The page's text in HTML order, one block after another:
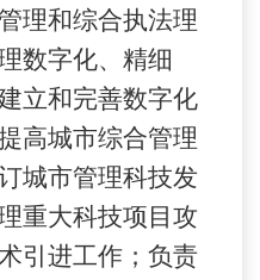
理和综合执法理
数字化、精细
立和完善数字化
高城市综合管理
城市管理科技发
重大科技项目攻
引进工作；负责